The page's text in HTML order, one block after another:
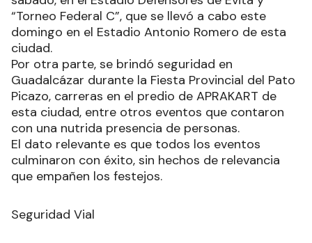
“Torneo Federal C”, que se llevó a cabo este
domingo en el Estadio Antonio Romero de esta
ciudad.
Por otra parte, se brindó seguridad en
Guadalcázar durante la Fiesta Provincial del Pato
Picazo, carreras en el predio de APRAKART de
esta ciudad, entre otros eventos que contaron
con una nutrida presencia de personas.
El dato relevante es que todos los eventos
culminaron con éxito, sin hechos de relevancia
que empañen los festejos.
Seguridad Vial